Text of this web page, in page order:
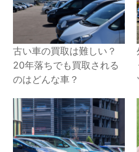
古い車の買取は難しい？
20年落ちでも買取される
のはどんな車？